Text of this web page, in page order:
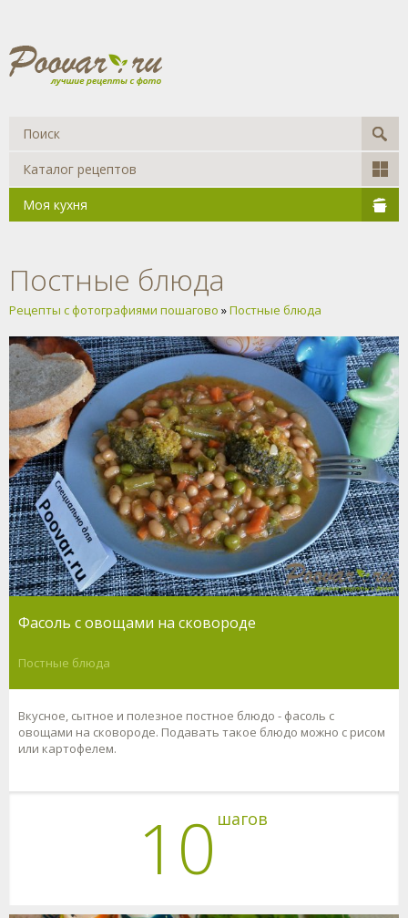
Каталог рецептов
Моя кухня
Постные блюда
Рецепты с фотографиями пошагово »Постные блюда
Фасоль с овощами на сковороде
Постные блюда
Вкусное, сытное и полезное постное блюдо - фасоль с
овощами на сковороде. Подавать такое блюдо можно с рисом
или картофелем.
10 шагов